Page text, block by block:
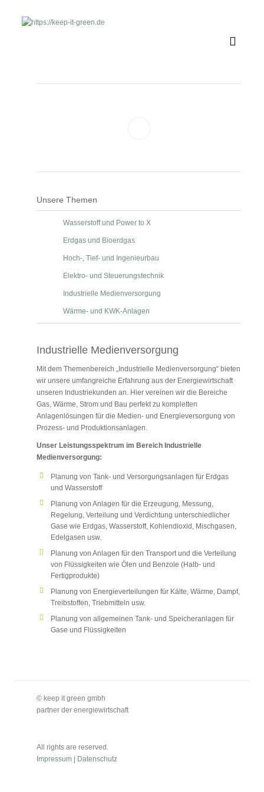
Unsere Themen
Wasserstoff und Power to X
Erdgas und Bioerdgas
Hoch-, Tief- und Ingenieurbau
Elektro- und Steuerungstechnik
Industrielle Medienversorgung
Wärme- und KWK-Anlagen
Industrielle Medienversorgung
Mit dem Themenbereich „Industrielle Medienversorgung“ bieten
wir unsere umfangreiche Erfahrung aus der Energiewirtschaft
unseren Industriekunden an. Hier vereinen wir die Bereiche
Gas, Wärme, Strom und Bau perfekt zu kompletten
Anlagenlösungen für die Medien- und Energieversorgung von
Prozess- und Produktionsanlagen.
Unser Leistungsspektrum im Bereich Industrielle
Medienversorgung:
Planung von Tank- und Versorgungsanlagen für Erdgas
und Wasserstoff
Planung von Anlagen für die Erzeugung, Messung,
Regelung, Verteilung und Verdichtung unterschiedlicher
Gase wie Erdgas, Wasserstoff, Kohlendioxid, Mischgasen,
Edelgasen usw.
Planung von Anlagen für den Transport und die Verteilung
von Flüssigkeiten wie Ölen und Benzole (Halb- und
Fertigprodukte)
Planung von Energieverteilungen für Kälte, Wärme, Dampf,
Treibstoffen, Triebmitteln usw.
Planung von allgemeinen Tank- und Speicheranlagen für
Gase und Flüssigkeiten
© keep it green gmbh
partner der energiewirtschaft
All rights are reserved.
Impressum
Datenschutz